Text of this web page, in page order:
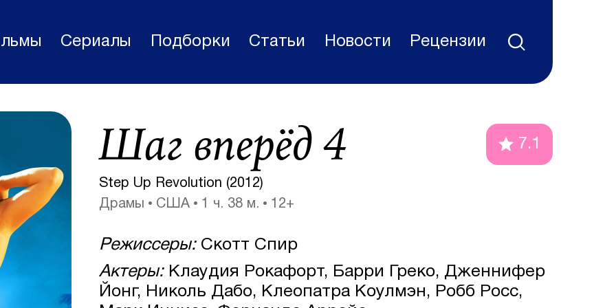
Статьи
Сериалы
Новости
Рецензии
О нас
Авторы
Сериалы Подборки Статьи Новости Рецензии
Шаг вперёд 4 7.1
Step Up Revolution (2012)
Драмы
США 1 ч. 38 м. 12+
Режиссеры:Скотт Спир
Актеры:Клаудия Рокафорт, Барри Греко, Дженнифер
Йонг, Николь Дабо, Клеопатра Коулмэн, Робб Росс,